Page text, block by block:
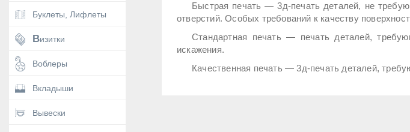
Буклеты, Лифлеты
Визитки
Воблеры
Вкладыши
Вывески
Быстрая печать — 3д-печать деталей, не
отверстий. Особых требований к качеству
Стандартная печать — печать деталей,
искажения.
Качественная печать — 3д-печать деталей,